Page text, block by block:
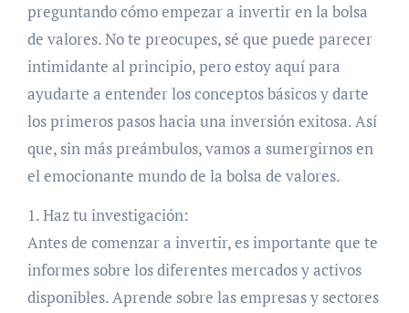
preguntando cómo empezar a invertir en la bolsa
de valores. No te preocupes, sé que puede parecer
intimidante al principio, pero estoy aquí para
ayudarte a entender los conceptos básicos y darte
los primeros pasos hacia una inversión exitosa. Así
que, sin más preámbulos, vamos a sumergirnos en
el emocionante mundo de la bolsa de valores.
1. Haz tu investigación:
Antes de comenzar a invertir, es importante que te
informes sobre los diferentes mercados y activos
disponibles. Aprende sobre las empresas y sectores